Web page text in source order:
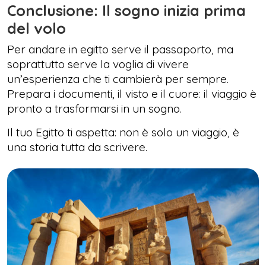
Conclusione: Il sogno inizia prima
del volo
Per andare in egitto serve il passaporto, ma
soprattutto serve la voglia di vivere
un’esperienza che ti cambierà per sempre.
Prepara i documenti, il visto e il cuore: il viaggio è
pronto a trasformarsi in un sogno.
Il tuo Egitto ti aspetta: non è solo un viaggio, è
una storia tutta da scrivere.